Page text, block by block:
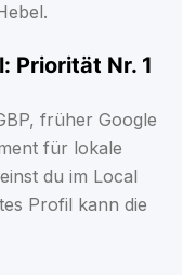
Priorität Nr. 1
früher Google
für lokale
du im Local
Profil kann die